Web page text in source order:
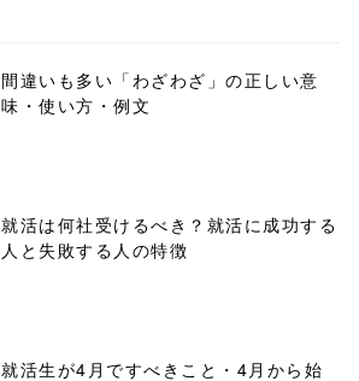
間違いも多い「わざわざ」の正しい意
味・使い方・例文
就活は何社受けるべき？就活に成功する
人と失敗する人の特徴
就活生が4月ですべきこと・4月から始